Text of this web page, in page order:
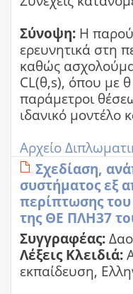
Σύνοψη: Η
ερευνητικά στη
καθώς
CL(θ,s), όπου με θ
παράμετροι
ιδανικό μοντέλο
Αρχείο
Σχεδίαση,
συστήματος εξ
περίπτωσης
της ΘΕ ΠΛΗ37
Συγγραφέας:
Λέξεις Κλειδιά:
εκπαίδευση,